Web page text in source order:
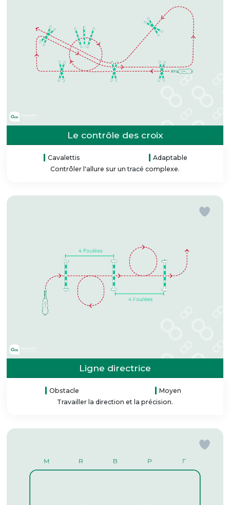
Le contrôle des croix
Cavalettis
Adaptable
Contrôler l'allure sur un tracé complexe.
Ligne directrice
Obstacle
Moyen
Travailler la direction et la précision.